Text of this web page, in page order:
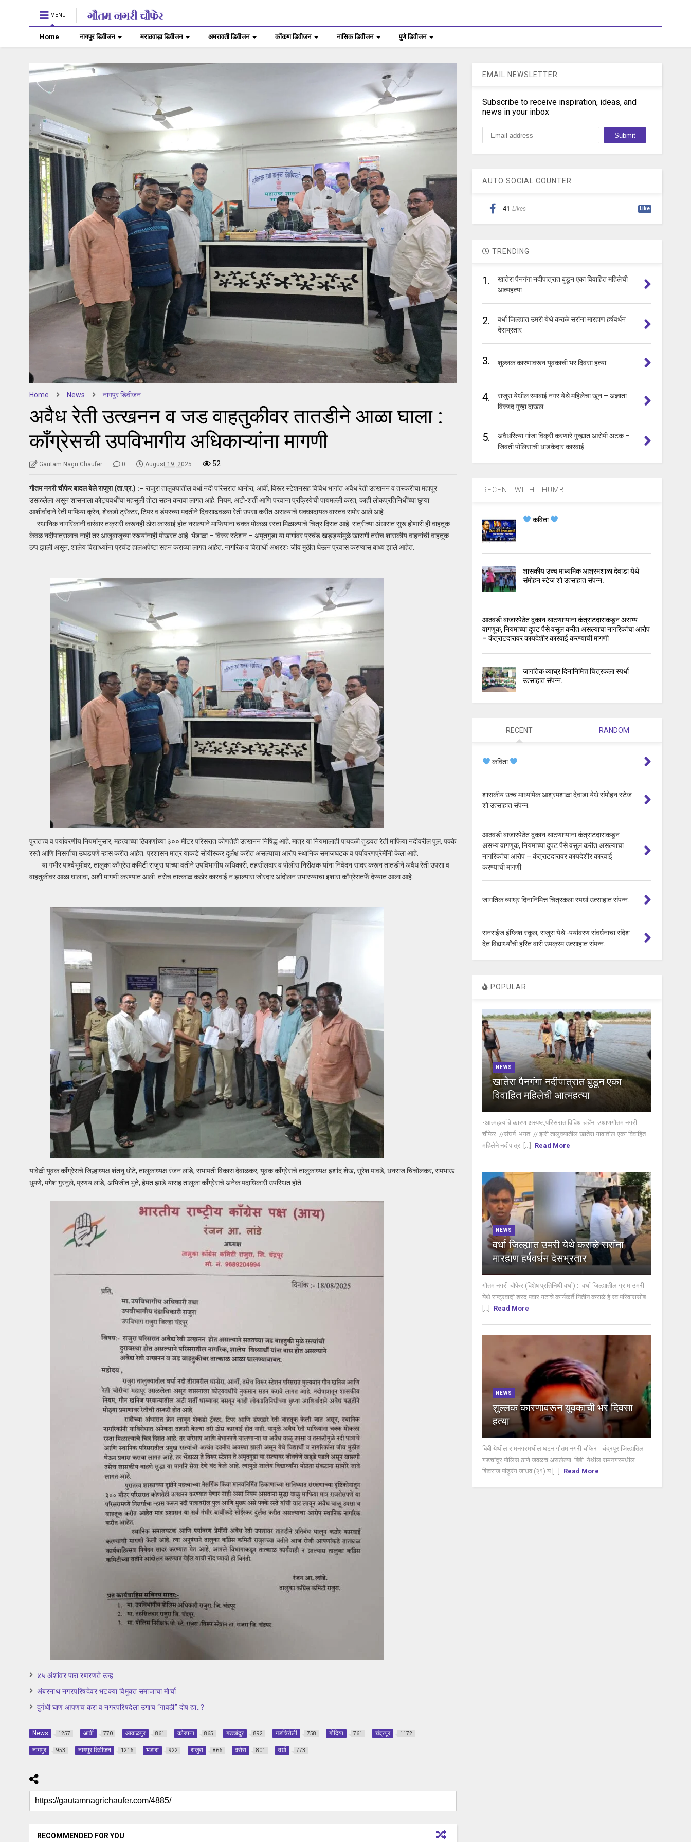
MENU
Home नागपुर डिवीजन मराठवाड़ा डिवीजन अमरावती डिवीजन कोंकण डिवीजन नासिक डिवीजन पुणे डिवीजन
Home News नागपुर डिवीजन
अवैध रेती उत्खनन व जड वाहतुकीवर तातडीने आळा घाला :
काँग्रेसची उपविभागीय अधिकाऱ्यांना मागणी
Gautam Nagri Chaufer 0 August 19, 2025 52
गौतम नगरी चौफेर बादल बेले राजुरा (ता.प्र.) :– राजुरा तालुक्यातील वर्धा नदी परिसरात धानोरा, आर्वी, विरूर स्टेशनसह विविध भागांत अवैध रेती उत्खनन व तस्करीचा महापूर
उसळलेला असून शासनाला कोट्यवधींचा महसुली तोटा सहन करावा लागत आहे. नियम, अटी-शर्ती आणि परवाना प्रक्रियेची पायमल्ली करत, काही लोकप्रतिनिधींच्या छुप्या
आशीर्वादाने रेती माफिया क्रेन, शेकडो ट्रॅक्टर, टिपर व डंपरच्या मदतीने दिवसाढवळ्या रेती उपसा करीत असल्याचे धक्कादायक वास्तव समोर आले आहे.
स्थानिक नागरिकांनी वारंवार तक्रारी करूनही ठोस कारवाई होत नसल्याने माफियांना चक्क मोकळा रस्ता मिळाल्याचे चित्र दिसत आहे. रात्रीच्या अंधारात सुरू होणारी ही वाहतूक
केवळ नदीपात्रालाच नाही तर आजूबाजूच्या रस्त्यांनाही पोखरत आहे. भेंडाळा – विरूर स्टेशन – अमृतगुडा या मार्गावर प्रचंड खड्ड्यांमुळे खासगी तसेच शासकीय वाहनांची वाहतूक
ठप्प झाली असून, शालेय विद्यार्थ्यांना प्रचंड हालअपेष्टा सहन कराव्या लागत आहेत. नागरिक व विद्यार्थी अक्षरशः जीव मुठीत घेऊन प्रवास करण्यास बाध्य झाले आहेत.
पुरातत्त्व व पर्यावरणीय नियमांनुसार, महत्त्वाच्या ठिकाणांच्या ३०० मीटर परिसरात कोणतेही उत्खनन निषिद्ध आहे. मात्र या नियमालाही पायदळी तुडवत रेती माफिया नदीवरील पूल, पक्के
रस्ते आणि निसर्गाचा उघडपणे ऱ्हास करीत आहेत. प्रशासन मात्र याकडे सोयीस्कर दुर्लक्ष करीत असल्याचा आरोप स्थानिक समाजघटक व पर्यावरणप्रेमींनी केला आहे.
या गंभीर पार्श्वभूमीवर, तालुका काँग्रेस कमिटी राजुरा यांच्या वतीने उपविभागीय अधिकारी, तहसीलदार व पोलीस निरीक्षक यांना निवेदन सादर करून तातडीने अवैध रेती उपसा व
वाहतुकीवर आळा घालावा, अशी मागणी करण्यात आली. तसेच तात्काळ कठोर कारवाई न झाल्यास जोरदार आंदोलन उभारण्याचा इशारा काँग्रेसतर्फे देण्यात आला आहे.
यावेळी युवक काँग्रेसचे जिल्हाध्यक्ष शंतनू धोटे, तालुकाध्यक्ष रंजन लांडे, सभापती विकास देवाळकर, युवक काँग्रेसचे तालुकाध्यक्ष इर्शाद शेख, सुरेश पावडे, धनराज चिंचोलकर, रामभाऊ
धुमणे, मंगेश गुरनुले, प्रणय लांडे, अभिजीत भुते, हेमंत झाडे यासह तालुका काँग्रेसचे अनेक पदाधिकारी उपस्थित होते.
४५ अंशांवर पारा रणरणते उन्ह
अंबरनाथ नगरपरिषदेवर भटक्या विमुक्त समाजाचा मोर्चा
दुर्गंधी घाण आपणच करा व नगरपरिषदेला उगाच “गावठी” दोष द्या..?
News 1257 आर्वी 770 आवाळपुर 861 कोरपना 865 गडचांदुर 892 गडचिरोली 758 गोंदिया 761 चंद्रपूर 1172
नागपुर 953 नागपुर डिवीजन 1216 भंडारा 922 राजुरा 866 वरोरा 801 वर्धा 773
RECOMMENDED FOR YOU
EMAIL NEWSLETTER
Subscribe to receive inspiration, ideas, and
news in your inbox
AUTO SOCIAL COUNTER
41 Likes Like
TRENDING
1.
खातेरा पैनगंगा नदीपात्रात बुडून एका विवाहित महिलेची
आत्महत्या
2.
वर्धा जिल्ह्यात उमरी येथे कराळे सरांना मारहाण हर्षवर्धन
देसभ्रतार
3. शुल्लक कारणावरून युवकाची भर दिवसा हत्या
4.
राजुरा येथील रमाबाई नगर येथे महिलेचा खून – अज्ञाता
विरूध्द गुन्हा दाखल
5.
अवैधरित्या गांजा विक्री करणारे गुन्ह्यात आरोपी अटक –
जिवती पोलिसाची धाडकेदार कारवाई.
RECENT WITH THUMB
कविता
शासकीय उच्च माध्यमिक आश्रमशाळा देवाडा येथे
संमोहन स्टेज शो उत्साहात संपन्न.
आठवडी बाजारपेठेत दुकान थाटणाऱ्याना कंत्राटदाराकडून असभ्य
वागणूक, नियमाच्या दुपट पैसे वसुल करीत असल्याचा नागरिकांचा आरोप
– कंत्राटदारावर कायदेशीर कारवाई करण्याची मागणी
जागतिक व्याघ्र दिनानिमित्त चित्रकला स्पर्धा
उत्साहात संपन्न.
RECENT RANDOM
कविता
शासकीय उच्च माध्यमिक आश्रमशाळा देवाडा येथे संमोहन स्टेज
शो उत्साहात संपन्न.
आठवडी बाजारपेठेत दुकान थाटणाऱ्याना कंत्राटदाराकडून
असभ्य वागणूक, नियमाच्या दुपट पैसे वसुल करीत असल्याचा
नागरिकांचा आरोप – कंत्राटदारावर कायदेशीर कारवाई
करण्याची मागणी
जागतिक व्याघ्र दिनानिमित्त चित्रकला स्पर्धा उत्साहात संपन्न.
सनराईज इंग्लिश स्कूल, राजुरा येथे -पर्यावरण संवर्धनाचा संदेश
देत विद्यार्थ्यांची हरित वारी उपक्रम उत्साहात संपन्न.
POPULAR
NEWS
खातेरा पैनगंगा नदीपात्रात बुडून एका
विवाहित महिलेची आत्महत्या
•आत्महत्यांचे कारण अस्पष्ट,परिसरात विविध चर्चेंना उधाणगौतम नगरी
चौफेर //संघर्ष भगत // झरी तालुक्यातील खातेरा गावातील एका विवाहित
महिलेने नदीपात्रा [...]
Read More
NEWS
वर्धा जिल्ह्यात उमरी येथे कराळे सरांना
मारहाण हर्षवर्धन देसभ्रतार
गौतम नगरी चौफेर (विशेष प्रतिनिधी वर्धा) :- वर्धा जिल्ह्यातील ग्राम उमरी
येथे राष्ट्रवादी शरद पवार गटाचे कार्यकर्ते नितीन कराळे हे स्व परिवारासोब
Read More
NEWS
शुल्लक कारणावरून युवकाची भर दिवसा
हत्या
बिबी येथील रामनगरमधील घटनागौतम नगरी चौफेर - चंद्रपूर जिल्ह्यतिल
गडचांदूर पोलिस ठाणे जवळच असलेल्या बिबी येथील रामनगरमधील
शिवराज पांडुरंग जाधव (२१) य [...]
Read More